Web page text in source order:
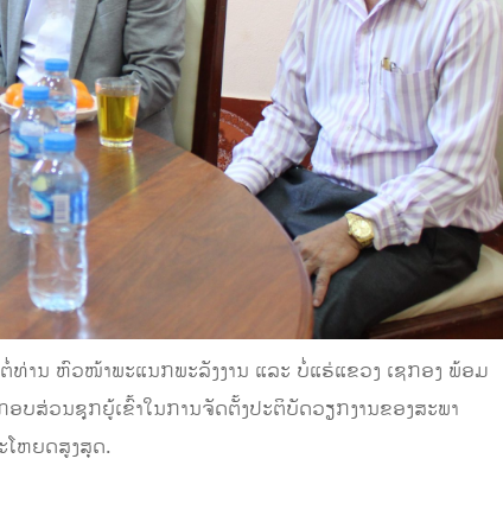
ານ ຫົວໜ້າພະແນກພະລັງງານ ແລະ ບໍ່ແຮ່ແຂວງ ເຊກອງ ພ້ອມ
ບສ່ວນຊຸກຍູ້ເຂົ້າໃນການຈັດຕັ້ງປະຕິບັດວຽກງານຂອງສະພາ
ໂຫຍດສູງສຸດ.